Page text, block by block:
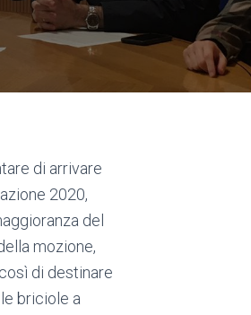
di arrivare
2020,
del
mozione,
di destinare
briciole a